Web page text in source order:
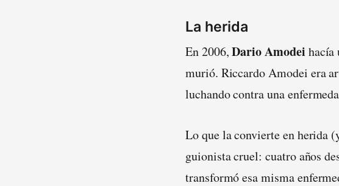
La herida
En 2006,DarioAmodei hacía
murió. Riccardo Amodei era
luchando contra una
Lo que la convierte en herida
guionista cruel: cuatro años
transformó esa misma